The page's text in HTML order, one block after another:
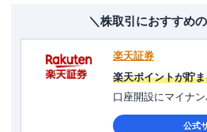
＼株取引におすすめ
楽天証券
楽天ポイントが貯
口座開設にマイナ
公式